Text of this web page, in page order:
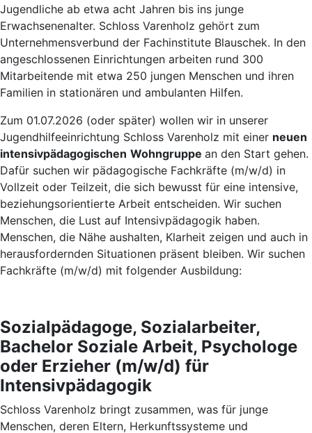
Jugendliche ab etwa acht Jahren bis ins junge
Erwachsenenalter. Schloss Varenholz gehört zum
Unternehmensverbund der Fachinstitute Blauschek. In den
angeschlossenen Einrichtungen arbeiten rund 300
Mitarbeitende mit etwa 250 jungen Menschen und ihren
Familien in stationären und ambulanten Hilfen.
Zum 01.07.2026 (oder später) wollen wir in unserer
Jugendhilfeeinrichtung Schloss Varenholz mit einer neuen
intensivpädagogischen Wohngruppe an den Start gehen.
Dafür suchen wir pädagogische Fachkräfte (m/w/d) in
Vollzeit oder Teilzeit, die sich bewusst für eine intensive,
beziehungsorientierte Arbeit entscheiden. Wir suchen
Menschen, die Lust auf Intensivpädagogik haben.
Menschen, die Nähe aushalten, Klarheit zeigen und auch in
herausfordernden Situationen präsent bleiben. Wir suchen
Fachkräfte (m/w/d) mit folgender Ausbildung:
Sozialpädagoge, Sozialarbeiter,
Bachelor Soziale Arbeit, Psychologe
oder Erzieher (m/w/d) für
Intensivpädagogik
Schloss Varenholz bringt zusammen, was für junge
Menschen, deren Eltern, Herkunftssysteme und